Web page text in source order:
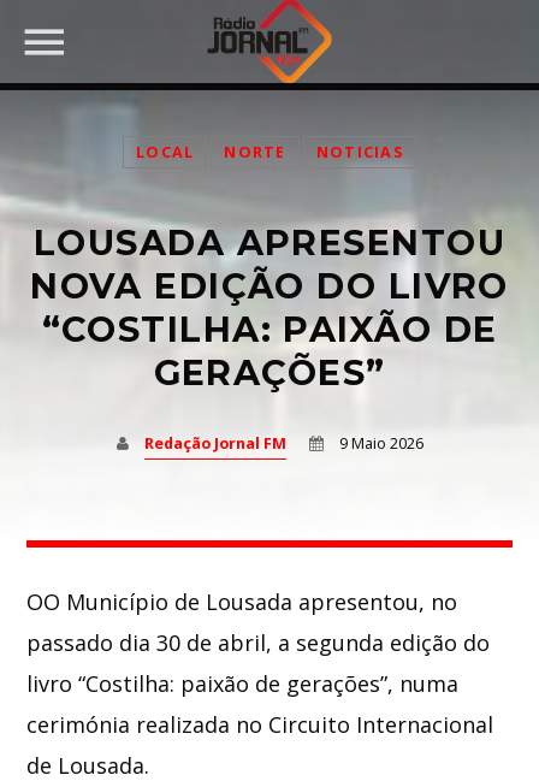
PARTILHAR:
Twitter
Facebook
Whatsapp
LOCAL NORTE NOTICIAS
LOUSADA APRESENTOU
NOVA EDIÇÃO DO LIVRO
“COSTILHA: PAIXÃO DE
GERAÇÕES”
Redação Jornal FM 9 Maio 2026
OO Município de Lousada apresentou, no
passado dia 30 de abril, a segunda edição do
livro “Costilha: paixão de gerações”, numa
cerimónia realizada no Circuito Internacional
de Lousada.